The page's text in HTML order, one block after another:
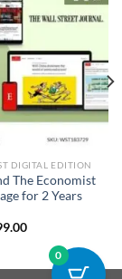
DIGITAL EDITION
The Economist
for 2 Years
Current
$199.00.
0